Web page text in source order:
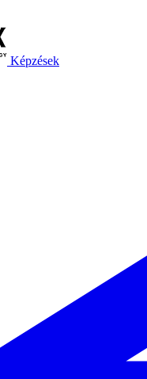
Képzések